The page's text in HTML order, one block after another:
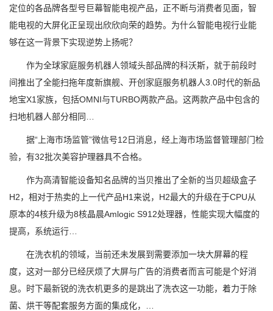
定位的各品牌各型号巨幕智能电视产品，正不断与消费者见面，智
能电视的大屏化正呈现出欣欣向荣的趋势。为什么智能电视行业能
够在这一背景下实现逆势上扬呢？
作为全球家庭服务机器人领域头部品牌的科沃斯，就于前段时
间推出了全能扫拖年度新旗舰、开创家庭服务机器人3.0时代的新品
地宝X1家族，包括OMNI与TURBO两款产品。这两款产品中包含的
扫地机器人部分相同…
据“上海市场监管”微信号12日消息，经上海市场监督管理部门检
验，有32批次美容护理器具不合格。
作为高清智能设备知名品牌的当贝推出了全新的当贝超级盒子
H2，相对于热卖的上一代产品H1来说，H2最大的升级在于CPU从
原本的4核升级为8核晶晨Amlogic S912处理器，性能实现大幅度的
提高，系统运行…
在洗衣机的领域，当前还未发展到需要添加一块大屏幕的程
度，这对一部分已经厌烦了大屏与广告的消费者而言可能是个好消
息。时下最新锐的洗衣机更多的是跳出了洗衣这一功能，着力于除
菌、烘干等配套服务方面的集成化，…